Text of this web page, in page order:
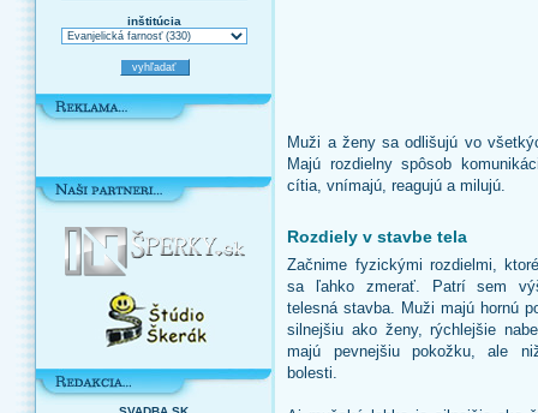
inštitúcia
Muži a ženy sa odlišujú vo
Majú rozdielny spôsob
cítia, vnímajú, reagujú a milujú.
Rozdiely v stavbe tela
Začnime fyzickými rozdielmi,
sa ľahko zmerať. Patrí sem
telesná stavba. Muži majú hornú
silnejšiu ako ženy, rýchlejšie
majú pevnejšiu pokožku, ale
bolesti.